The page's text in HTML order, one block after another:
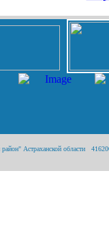
Астраханской области